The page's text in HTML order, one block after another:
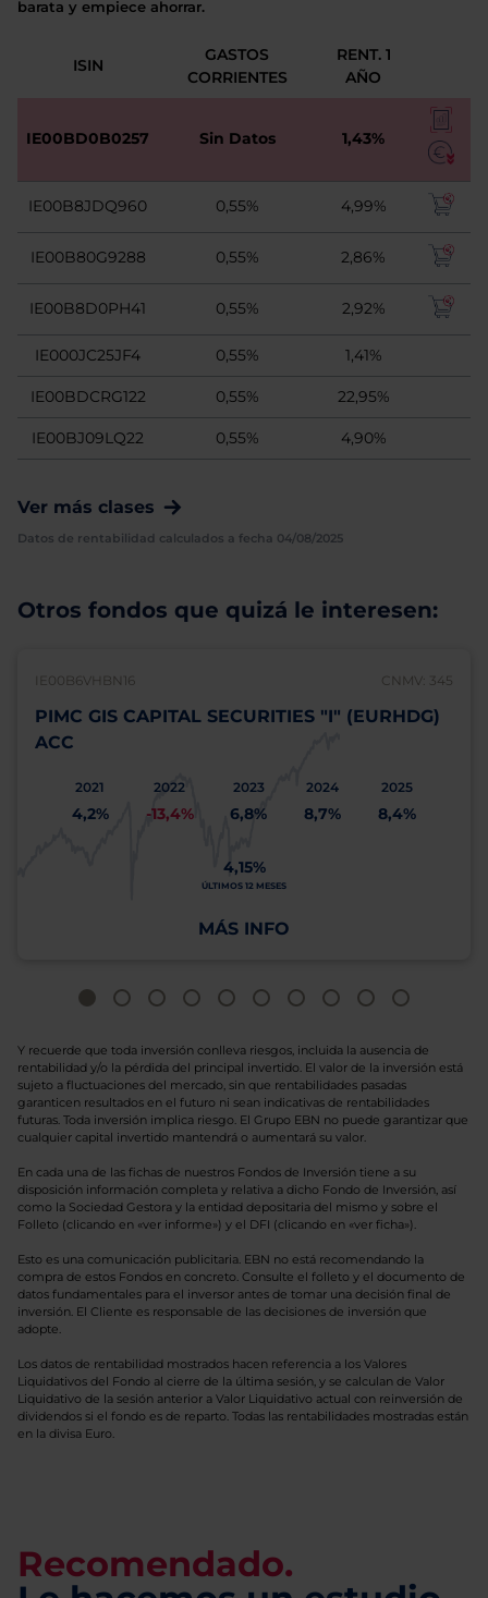
barata y empiece ahorrar.
ISIN
GASTOS
CORRIENTES
RENT. 1
AÑO
IE00BD0B0257 Sin Datos 1,43%
IE00B8JDQ960 0,55% 4,99%
IE00B80G9288 0,55% 2,86%
IE00B8D0PH41 0,55% 2,92%
IE000JC25JF4 0,55% 1,41%
IE00BDCRG122 0,55% 22,95%
IE00BJ09LQ22 0,55% 4,90%
Ver más clases
Datos de rentabilidad calculados a fecha 04/08/2025
Otros fondos que quizá le interesen:
IE00B6VHBN16 CNMV: 345
PIMC GIS CAPITAL SECURITIES "I" (EURHDG)
ACC
2021
4,2%
2022
-13,4%
2023
6,8%
2024
8,7%
2025
8,4%
4,15%
ÚLTIMOS 12 MESES
MÁS INFO
Y recuerde que toda inversión conlleva riesgos, incluida la ausencia de
rentabilidad y/o la pérdida del principal invertido. El valor de la inversión está
sujeto a fluctuaciones del mercado, sin que rentabilidades pasadas
garanticen resultados en el futuro ni sean indicativas de rentabilidades
futuras. Toda inversión implica riesgo. El Grupo EBN no puede garantizar que
cualquier capital invertido mantendrá o aumentará su valor.
En cada una de las fichas de nuestros Fondos de Inversión tiene a su
disposición información completa y relativa a dicho Fondo de Inversión, así
como la Sociedad Gestora y la entidad depositaria del mismo y sobre el
Folleto (clicando en «ver informe») y el DFI (clicando en «ver ficha»).
Esto es una comunicación publicitaria. EBN no está recomendando la
compra de estos Fondos en concreto. Consulte el folleto y el documento de
datos fundamentales para el inversor antes de tomar una decisión final de
inversión. El Cliente es responsable de las decisiones de inversión que
adopte.
Los datos de rentabilidad mostrados hacen referencia a los Valores
Liquidativos del Fondo al cierre de la última sesión, y se calculan de Valor
Liquidativo de la sesión anterior a Valor Liquidativo actual con reinversión de
dividendos si el fondo es de reparto. Todas las rentabilidades mostradas están
en la divisa Euro.
Recomendado.